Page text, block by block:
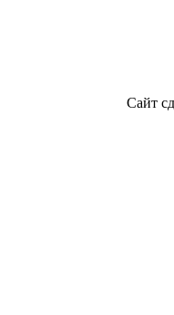
Сайт